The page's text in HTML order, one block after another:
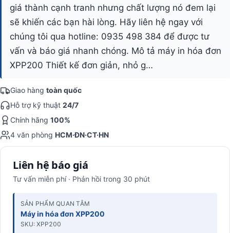
giá thành cạnh tranh nhưng chất lượng nó đem lại
sẽ khiến các bạn hài lòng. Hãy liên hệ ngay với
chúng tôi qua hotline: 0935 498 384 để được tư
vấn và báo giá nhanh chóng. Mô tả máy in hóa đơn
XPP200 Thiết kế đơn giản, nhỏ g…
Giao hàng toàn quốc
Hỗ trợ kỹ thuật 24/7
Chính hãng 100%
4 văn phòng HCM·ĐN·CT·HN
Liên hệ báo giá
Tư vấn miễn phí · Phản hồi trong 30 phút
SẢN PHẨM QUAN TÂM
Máy in hóa đơn XPP200
SKU: XPP200